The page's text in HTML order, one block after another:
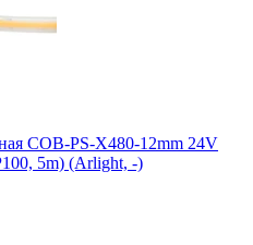
COB-PS-X480-12mm 24V
5m) (Arlight, -)